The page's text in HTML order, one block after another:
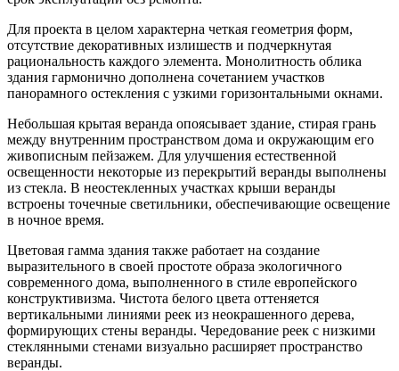
Для проекта в целом характерна четкая геометрия форм,
отсутствие декоративных излишеств и подчеркнутая
рациональность каждого элемента. Монолитность облика
здания гармонично дополнена сочетанием участков
панорамного остекления с узкими горизонтальными окнами.
Небольшая крытая веранда опоясывает здание, стирая грань
между внутренним пространством дома и окружающим его
живописным пейзажем. Для улучшения естественной
освещенности некоторые из перекрытий веранды выполнены
из стекла. В неостекленных участках крыши веранды
встроены точечные светильники, обеспечивающие освещение
в ночное время.
Цветовая гамма здания также работает на создание
выразительного в своей простоте образа экологичного
современного дома, выполненного в стиле европейского
конструктивизма. Чистота белого цвета оттеняется
вертикальными линиями реек из неокрашенного дерева,
формирующих стены веранды. Чередование реек с низкими
стеклянными стенами визуально расширяет пространство
веранды.